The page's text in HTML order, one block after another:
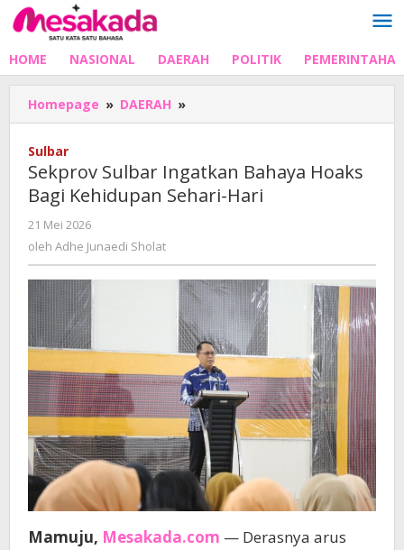
Lewati
ke
HOME NASIONAL DAERAH POLITIK
Homepage » DAERAH »
Sulbar
Hoaks
Bagi
Sulbar
Sekprov Sulbar Ingatkan Bahaya Hoaks
Bagi Kehidupan Sehari-Hari
21 Mei 2026
Adhe
oleh Adhe Junaedi Sholat
Mamuju, Mesakada.com — Derasnya arus